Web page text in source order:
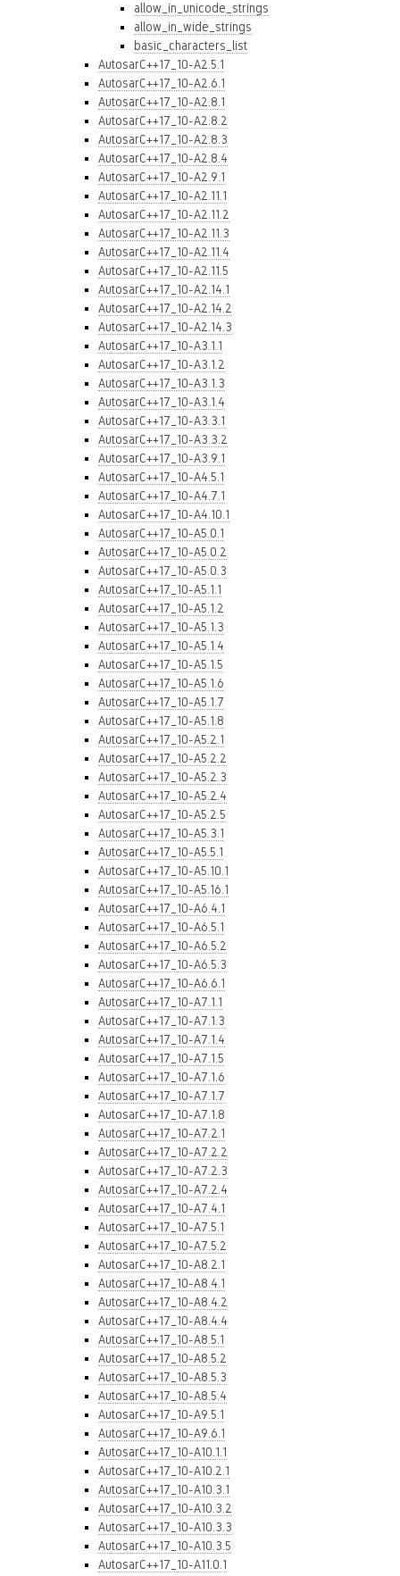
allow_in_unicode_strings
allow_in_wide_strings
basic_characters_list
AutosarC++17_10-A2.5.1
AutosarC++17_10-A2.6.1
AutosarC++17_10-A2.8.1
AutosarC++17_10-A2.8.2
AutosarC++17_10-A2.8.3
AutosarC++17_10-A2.8.4
AutosarC++17_10-A2.9.1
AutosarC++17_10-A2.11.1
AutosarC++17_10-A2.11.2
AutosarC++17_10-A2.11.3
AutosarC++17_10-A2.11.4
AutosarC++17_10-A2.11.5
AutosarC++17_10-A2.14.1
AutosarC++17_10-A2.14.2
AutosarC++17_10-A2.14.3
AutosarC++17_10-A3.1.1
AutosarC++17_10-A3.1.2
AutosarC++17_10-A3.1.3
AutosarC++17_10-A3.1.4
AutosarC++17_10-A3.3.1
AutosarC++17_10-A3.3.2
AutosarC++17_10-A3.9.1
AutosarC++17_10-A4.5.1
AutosarC++17_10-A4.7.1
AutosarC++17_10-A4.10.1
AutosarC++17_10-A5.0.1
AutosarC++17_10-A5.0.2
AutosarC++17_10-A5.0.3
AutosarC++17_10-A5.1.1
AutosarC++17_10-A5.1.2
AutosarC++17_10-A5.1.3
AutosarC++17_10-A5.1.4
AutosarC++17_10-A5.1.5
AutosarC++17_10-A5.1.6
AutosarC++17_10-A5.1.7
AutosarC++17_10-A5.1.8
AutosarC++17_10-A5.2.1
AutosarC++17_10-A5.2.2
AutosarC++17_10-A5.2.3
AutosarC++17_10-A5.2.4
AutosarC++17_10-A5.2.5
AutosarC++17_10-A5.3.1
AutosarC++17_10-A5.5.1
AutosarC++17_10-A5.10.1
AutosarC++17_10-A5.16.1
AutosarC++17_10-A6.4.1
AutosarC++17_10-A6.5.1
AutosarC++17_10-A6.5.2
AutosarC++17_10-A6.5.3
AutosarC++17_10-A6.6.1
AutosarC++17_10-A7.1.1
AutosarC++17_10-A7.1.3
AutosarC++17_10-A7.1.4
AutosarC++17_10-A7.1.5
AutosarC++17_10-A7.1.6
AutosarC++17_10-A7.1.7
AutosarC++17_10-A7.1.8
AutosarC++17_10-A7.2.1
AutosarC++17_10-A7.2.2
AutosarC++17_10-A7.2.3
AutosarC++17_10-A7.2.4
AutosarC++17_10-A7.4.1
AutosarC++17_10-A7.5.1
AutosarC++17_10-A7.5.2
AutosarC++17_10-A8.2.1
AutosarC++17_10-A8.4.1
AutosarC++17_10-A8.4.2
AutosarC++17_10-A8.4.4
AutosarC++17_10-A8.5.1
AutosarC++17_10-A8.5.2
AutosarC++17_10-A8.5.3
AutosarC++17_10-A8.5.4
AutosarC++17_10-A9.5.1
AutosarC++17_10-A9.6.1
AutosarC++17_10-A10.1.1
AutosarC++17_10-A10.2.1
AutosarC++17_10-A10.3.1
AutosarC++17_10-A10.3.2
AutosarC++17_10-A10.3.3
AutosarC++17_10-A10.3.5
AutosarC++17_10-A11.0.1